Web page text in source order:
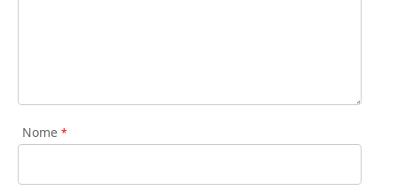
Nome *